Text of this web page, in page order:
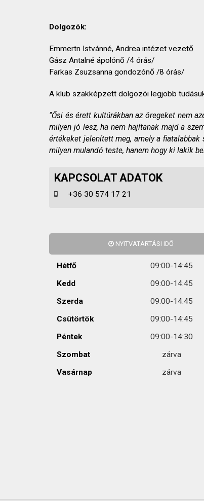
Dolgozók:
Emmertn Istvánné, Andrea intézet vezető
Gász Antalné ápolónő /4 órás/
Farkas Zsuzsanna gondozónő /8 órás/
A klub szakképzett dolgozói legjobb
"Ősi és érett kultúrákban az öregeket nem
milyen jó lesz, ha nem hajítanak majd a
értékeket jelenített meg, amely a
milyen mulandó teste, hanem hogy ki lakik
KAPCSOLAT ADATOK
+36 30 574 17 21
NYITVATARTÁSI IDŐ
Hétfő
09:00-14:45
Kedd
09:00-14:45
Szerda
09:00-14:45
Csütörtök
09:00-14:45
Péntek
09:00-14:30
Szombat
zárva
Vasárnap
zárva